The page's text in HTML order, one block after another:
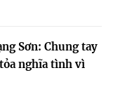
Sơn: Chung tay
nghĩa tình vì